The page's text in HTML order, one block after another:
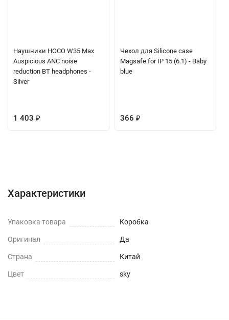
Наушники HOCO W35 Max
Auspicious ANC noise
reduction BT headphones -
Silver
1 403 ₽
Чехол для Silicone case
Magsafe for IP 15 (6.1) - Baby
blue
366 ₽
Характеристики
Упаковка товара Коробка
Оригинал Да
Страна Китай
Цвет sky